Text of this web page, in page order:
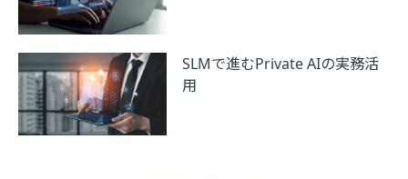
SLMで進むPrivate AIの実務活
用